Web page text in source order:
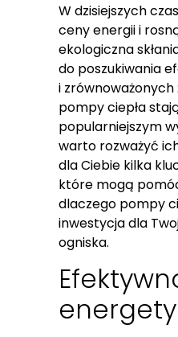
W dzisiejszych
ceny energii i
ekologiczna
do poszukiwania
i zrównoważonych
pompy ciepła
popularniejszym
warto rozważyć
dla Ciebie kilka
które mogą
dlaczego pompy
inwestycja dla
ogniska.